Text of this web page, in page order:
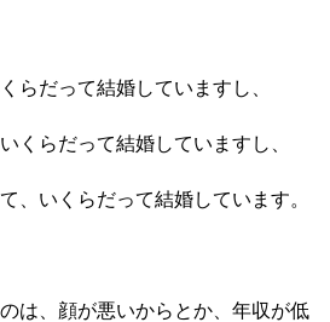
らだって結婚していますし、
くらだって結婚していますし、
、いくらだって結婚しています。
は、顔が悪いからとか、年収が低